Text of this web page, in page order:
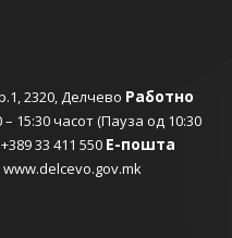
2320, Делчево Работно
15:30 часот (Пауза од 10:30
+389 33 411 550 Е-пошта
www.delcevo.gov.mk